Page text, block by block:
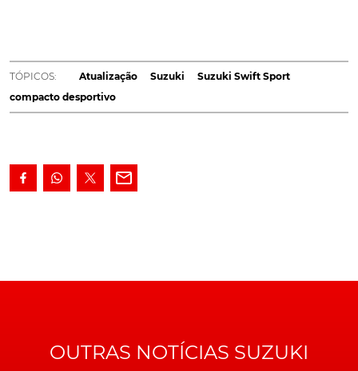
condução. O novo desportivo da Suzuki já está
disponível em Portugal com preço especial de
lançamento 23.222 euros.
15.513 euros, a Suzuki também rejuvenesceu o seu
LEIA TAMBÉM
TÓPICOS: Atualização Suzuki
Suzuki Swift Sport
compacto desportivo
OUTRAS NOTÍCIAS SUZUKI